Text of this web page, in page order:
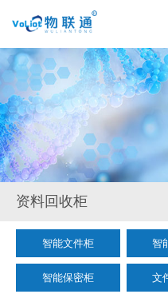
资料回收柜
智能文件柜 智
智能保密柜 文